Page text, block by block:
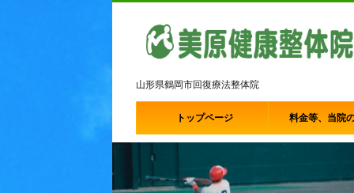
山形県鶴岡市回復療法整体院
トップページ 料金等、当院